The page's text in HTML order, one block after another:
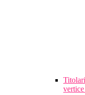
vertice